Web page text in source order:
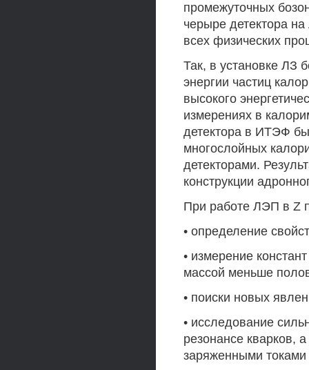
промежуточных
черыре детектора
всех физических
Так, в установке ЛЗ
энергии частиц
высокого
измерениях в
детектора в ИТЭФ
многослойных
детекторами.
конструкции
При работе ЛЭП в Z
• определение
• измерение
массой меньше
• поиски новых
• исследование
резонансе кварков,
заряженными токами